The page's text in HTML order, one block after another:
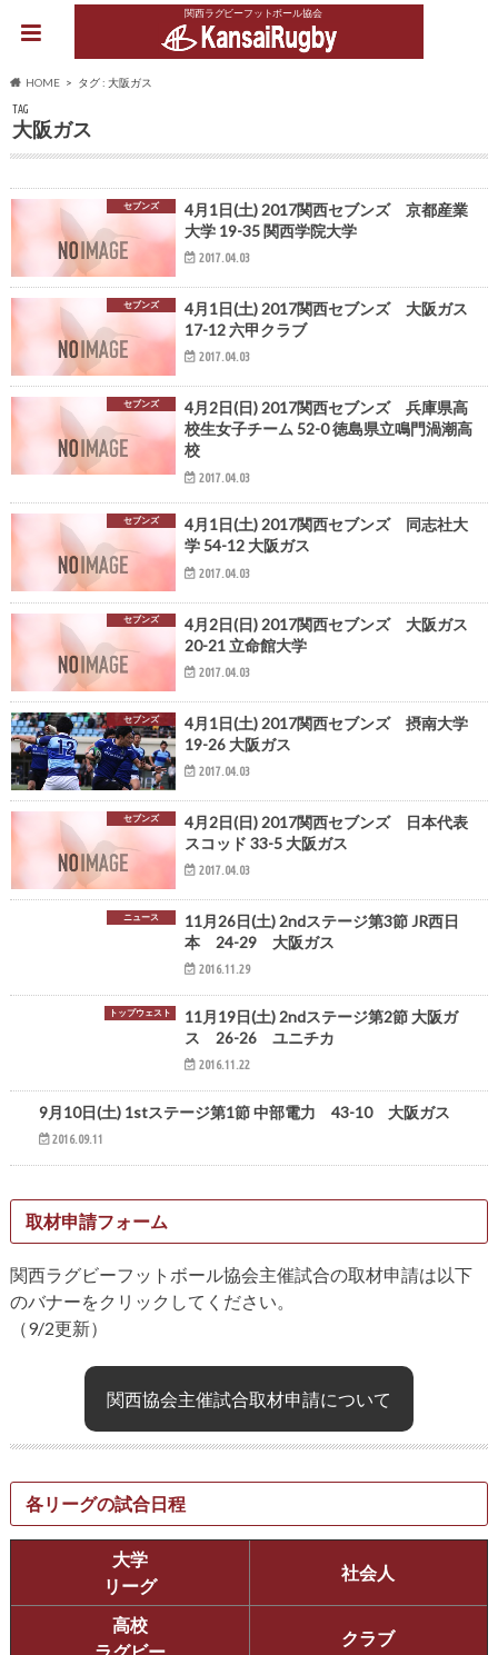
関西ラグビーフットボール協会
HOME タグ : 大阪ガス
TAG
大阪ガス
セブンズ
4月1日(土) 2017関西セブンズ 京都産業
大学 19-35 関西学院大学
2017.04.03
セブンズ
4月1日(土) 2017関西セブンズ 大阪ガス
17-12 六甲クラブ
2017.04.03
セブンズ
4月2日(日) 2017関西セブンズ 兵庫県高
校生女子チーム 52-0 徳島県立鳴門渦潮高
校
2017.04.03
セブンズ
4月1日(土) 2017関西セブンズ 同志社大
学 54-12 大阪ガス
2017.04.03
セブンズ
4月2日(日) 2017関西セブンズ 大阪ガス
20-21 立命館大学
2017.04.03
セブンズ
4月1日(土) 2017関西セブンズ 摂南大学
19-26 大阪ガス
2017.04.03
セブンズ
4月2日(日) 2017関西セブンズ 日本代表
スコッド 33-5 大阪ガス
2017.04.03
ニュース
11月26日(土) 2ndステージ第3節 JR西日
本 24-29 大阪ガス
2016.11.29
トップウェスト
11月19日(土) 2ndステージ第2節 大阪ガ
ス 26-26 ユニチカ
2016.11.22
ニュース
9月10日(土) 1stステージ第1節 中部電力 43-10 大阪ガス
2016.09.11
取材申請フォーム
関西ラグビーフットボール協会主催試合の取材申請は以下
のバナーをクリックしてください。
（9/2更新）
関西協会主催試合取材申請について
各リーグの試合日程
大学
リーグ
社会人
高校
クラブ